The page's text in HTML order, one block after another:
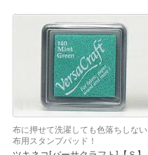
布に押せて洗濯しても色落ちしない
布用スタンプパッド！